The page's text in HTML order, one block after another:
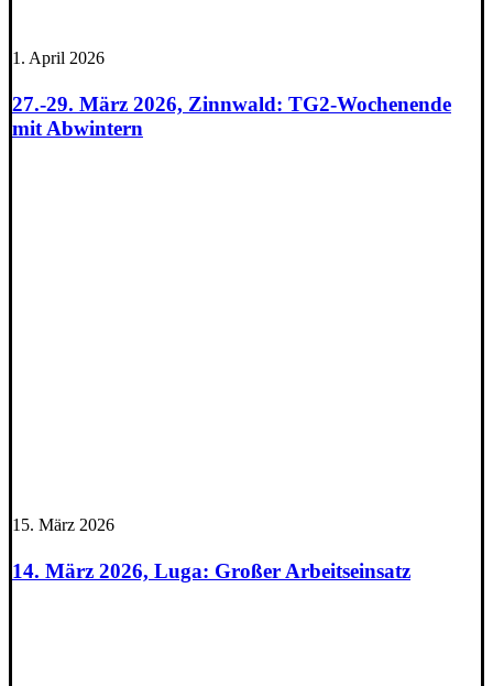
1. April 2026
27.-29. März 2026, Zinnwald: TG2-Wochenende
mit Abwintern
15. März 2026
14. März 2026, Luga: Großer Arbeitseinsatz